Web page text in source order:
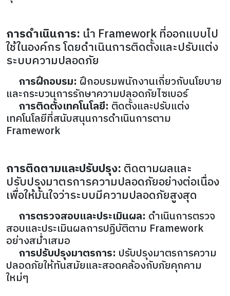
การดำเนินการ: นำ Framework ที่ออกแบบไป
ใช้ในองค์กร โดยดำเนินการติดตั้งและปรับแต่ง
ระบบความปลอดภัย
การฝึกอบรม: ฝึกอบรมพนักงานเกี่ยวกับนโยบาย
และกระบวนการรักษาความปลอดภัยไซเบอร์
การติดตั้งเทคโนโลยี: ติดตั้งและปรับแต่ง
เทคโนโลยีที่สนับสนุนการดำเนินการตาม
Framework
การติดตามและปรับปรุง:ติดตามผลและ
ปรับปรุงมาตรการความปลอดภัยอย่างต่อเนื่อง
เพื่อให้มั่นใจว่าระบบมีความปลอดภัยสูงสุด
การตรวจสอบและประเมินผล: ดำเนินการตรวจ
สอบและประเมินผลการปฏิบัติตาม Framework
อย่างสม่ำเสมอ
การปรับปรุงมาตรการ: ปรับปรุงมาตรการความ
ปลอดภัยให้ทันสมัยและสอดคล้องกับภัยคุกคาม
ใหม่ๆ